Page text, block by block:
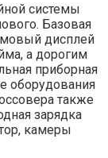
системы
Базовая
дисплей
а дорогим
приборная
оборудования
также
зарядка
камеры